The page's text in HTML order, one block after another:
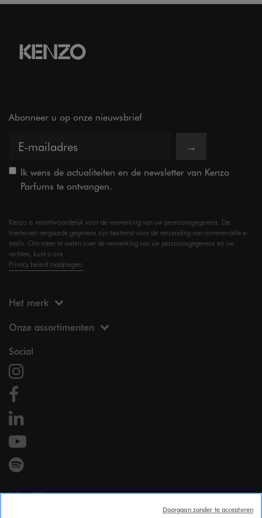
Abonneer u op onze nieuwsbrief
→
Ik wens de actualiteiten en de newsletter van Kenzo
Parfums te ontvangen.
Kenzo is verantwoordelijk voor de verwerking van uw persoonsgegevens. De
hierboven vergaarde gegevens zijn bestemd voor de verzending van commerciële e-
mails. Om meer te weten over de verwerking van uw persoonsgegevens en uw
rechten, kunt u ons
Privacy beleid raadplegen.
Het merk
Onze assortimenten
Social
Wettelijk
Doorgaan zonder te accepteren